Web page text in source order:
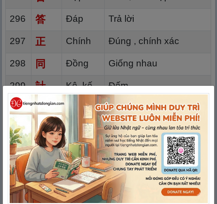
Nghĩa: Hợp, vừa ý, hợp lại
296 答 Đáp Trả lời
297 正 Chính Đúng , chính xác
298 同
Nghĩa: Cùng nhau, bằng nhau,
giống nhau
Đồng Giống nhau
299 計 Kê, kế Đếm
300 京 Kinh Kinh đô
301 集 Tập Tập hợp, tụ họp
302 不 Bất Không
303 便 Tiện Tiện lợi
304 以 Dĩ Sở dĩ, lấy, dùng